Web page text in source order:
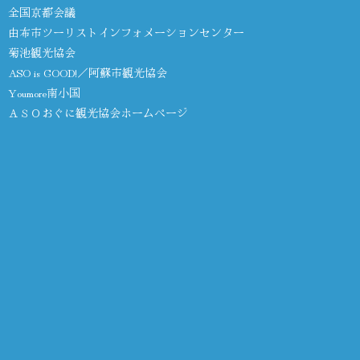
全国京都会議
由布市ツーリストインフォメーションセンター
菊池観光協会
ASO is GOOD!／阿蘇市観光協会
Youmore南小国
ＡＳＯおぐに観光協会ホームページ